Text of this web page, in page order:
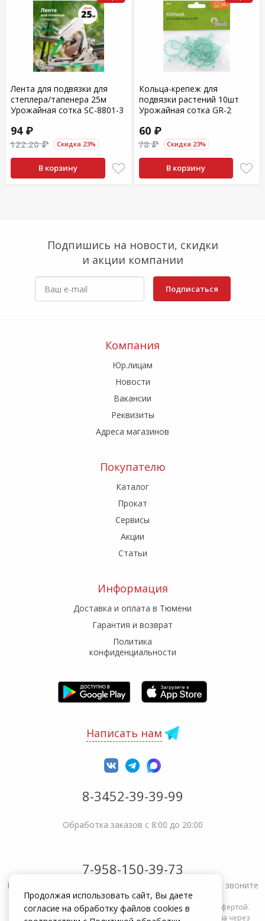
Лента для подвязки для
степлера/тапенера 25м
Урожайная сотка SC-8801-3
94 ₽
122.20 ₽ Скидка 23%
В корзину
Кольца-крепеж для
подвязки растений 10шт
Урожайная сотка GR-2
60 ₽
78 ₽ Скидка 23%
В корзину
Подпишись на новости, скидки
и акции компании
Подписаться
Компания
Юр.лицам
Новости
Вакансии
Реквизиты
Адреса магазинов
Покупателю
Каталог
Прокат
Сервисы
Акции
Статьи
Информация
Доставка и оплата в Тюмени
Гарантия и возврат
Политика
конфиденциальности
Написать нам
8-3452-39-39-99
Обработка заказов с 8:00 до 20:00
7-958-150-39-73
Не получается решить вопрос или возникла жалоба, звоните
Информация на сайте zakrepi.ru не является публичной офертой.
Указанные цены действуют только при оформлении заказа через
Продолжая использовать сайт, Вы даете
согласие на обработку файлов cookies в